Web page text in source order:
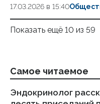
17.03.2026 в 15:40
Показать ещё 10 из 59
Самое читаемое
Эндокринолог